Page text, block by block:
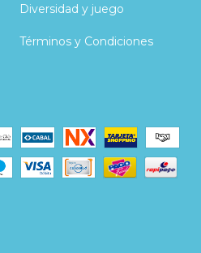
Diversidad y juego
Términos y Condiciones